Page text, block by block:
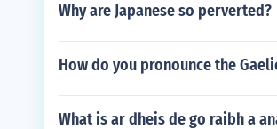
Why are Japanese so perverted?
How do you pronounce the
What is ar dheis de go raibh a